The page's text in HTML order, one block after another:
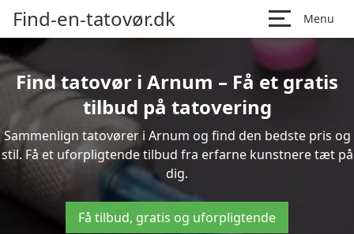
Find-en-tatovør.dk Menu
Find tatovør i Arnum – Få et gratis
tilbud på tatovering
Sammenlign tatovører i Arnum og find den bedste pris og
stil. Få et uforpligtende tilbud fra erfarne kunstnere tæt på
dig.
Få tilbud, gratis og uforpligtende